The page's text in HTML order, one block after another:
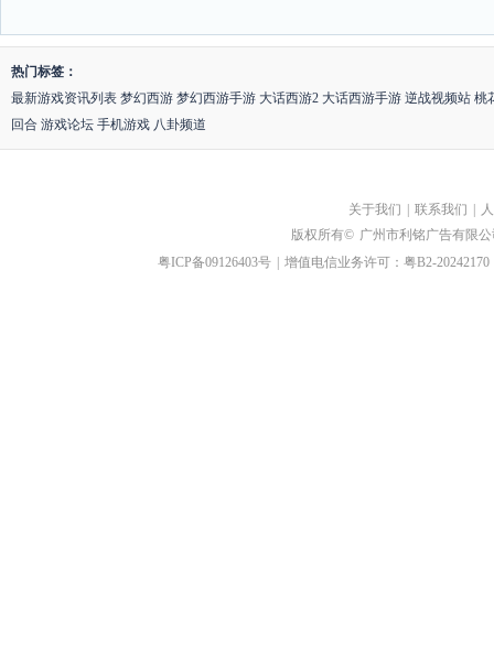
热门标签：
最新游戏资讯列表 梦幻西游 梦幻西游手游 大话西游2 大话西游手游 逆战视频站 桃
回合 游戏论坛 手机游戏 八卦频道
关于我们 联系我们
版权所有© 广州市利铭广告有限
粤ICP备09126403号 | 增值电信业务许可：粤B2-20242170